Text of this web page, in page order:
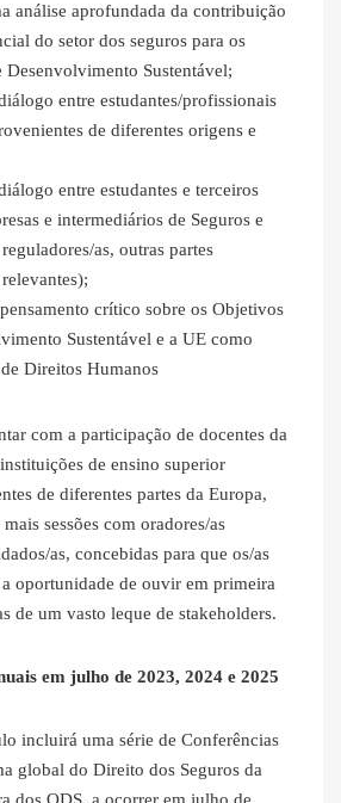
análise aprofundada da contribuição
do setor dos seguros para os
Desenvolvimento Sustentável;
entre estudantes/profissionais
de diferentes origens e
entre estudantes e terceiros
e intermediários de Seguros e
as, outras partes
crítico sobre os Objetivos
Sustentável e a UE como
Direitos Humanos
com a participação de docentes da
de ensino superior
de diferentes partes da Europa,
sessões com oradores/as
as, concebidas para que os/as
a oportunidade de ouvir em primeira
de um vasto leque de stakeholders.
em julho de 2023, 2024 e 2025
incluirá uma série de Conferências
global do Direito dos Seguros da